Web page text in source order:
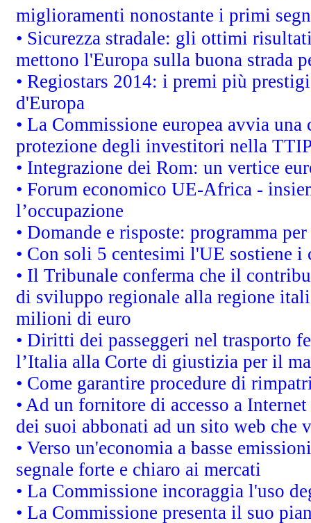
miglioramenti nonostante i primi
• Sicurezza stradale: gli ottimi
mettono l'Europa sulla buona strada
• Regiostars 2014: i premi più
d'Europa
• La Commissione europea avvia
protezione degli investitori nella
• Integrazione dei Rom: un vertice
• Forum economico UE-Africa -
l’occupazione
• Domande e risposte: programma
• Con soli 5 centesimi l'UE sostiene
• Il Tribunale conferma che il
di sviluppo regionale alla regione
milioni di euro
• Diritti dei passeggeri nel trasporto
l’Italia alla Corte di giustizia per il
• Come garantire procedure di
• Ad un fornitore di accesso a
dei suoi abbonati ad un sito web che
• Verso un'economia a basse
segnale forte e chiaro ai mercati
• La Commissione incoraggia l'uso
• La Commissione presenta il suo